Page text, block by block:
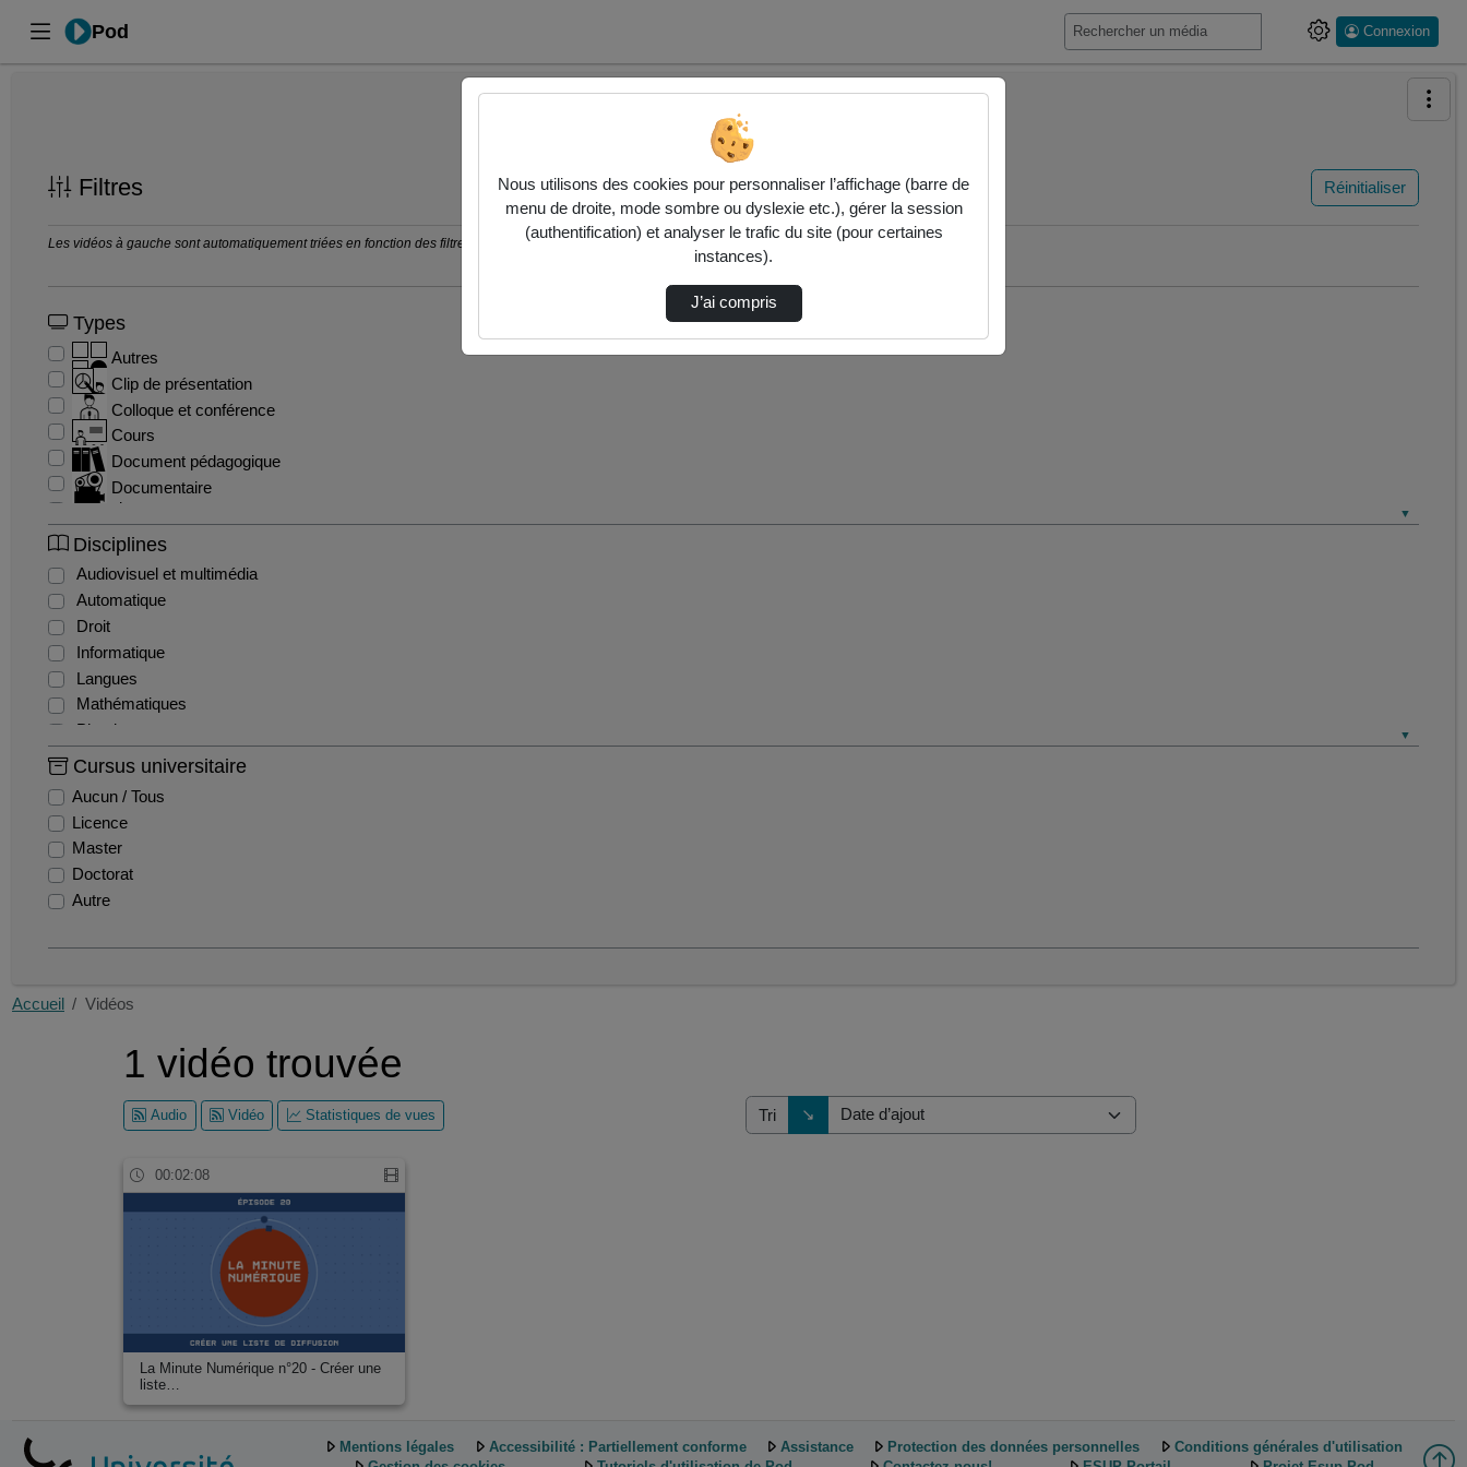
Pod Connexion
Filtres Réinitialiser
Les vidéos à gauche sont automatiquement triées en fonction des filtres sélectionnés ci-dessous. Vérifiez les options pour ajuster les résultats.
Types
Autres
Clip de présentation
Colloque et conférence
Cours
Document pédagogique
Documentaire
Exercice
Interview
Sitcom / fiction
Disciplines
Audiovisuel et multimédia
Automatique
Droit
Informatique
Langues
Mathématiques
Physique
Physique - Electrocinétique
Cursus universitaire
Aucun / Tous
Licence
Master
Doctorat
Autre
Accueil Vidéos
1 vidéo trouvée
Audio Vidéo Statistiques de vues Tri ↘
Direction de tri
00:02:08
La Minute Numérique n°20 - Créer une
liste…
Mentions légales Accessibilité : Partiellement conforme Assistance Protection des données personnelles
Conditions générales d'utilisation
Nous utilisons des cookies pour personnaliser l’affichage (barre de
menu de droite, mode sombre ou dyslexie etc.), gérer la session
(authentification) et analyser le trafic du site (pour certaines
instances).
J’ai compris